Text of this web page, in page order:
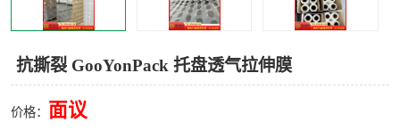
抗撕裂 GooYonPack 托盘透气拉伸膜
价格： 面议